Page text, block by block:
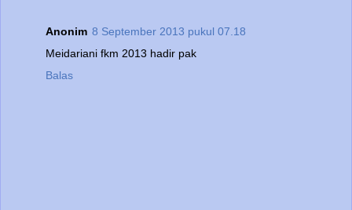
Anonim 8 September 2013 pukul 07.18
Meidariani fkm 2013 hadir pak
Balas